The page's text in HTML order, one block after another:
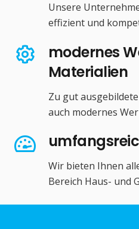
Unsere
effizient und
modernes
Materialien
Zu gut
auch modernes
Wir bieten Ihnen
Bereich Haus- und